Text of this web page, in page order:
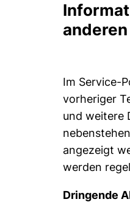
Im Service-
vorheriger
und weitere
angezeigt
werden
Dringende